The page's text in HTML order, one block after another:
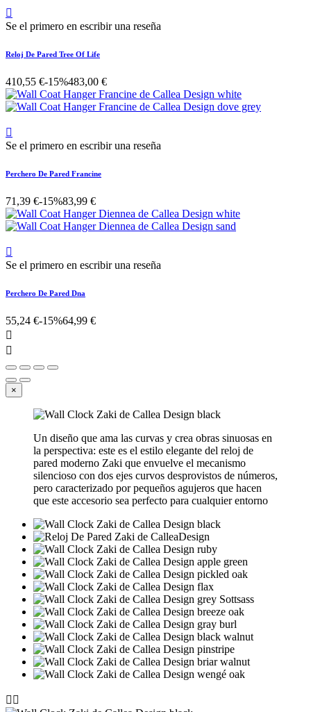

Se el primero en escribir una reseña
Reloj De Pared Tree Of Life
410,55 €-15%483,00 €

Se el primero en escribir una reseña
Perchero De Pared Francine
71,39 €-15%83,99 €

Se el primero en escribir una reseña
Perchero De Pared Dna
55,24 €-15%64,99 €


×
Un diseño que ama las curvas y crea obras sinuosas en
la perspectiva: este es el estilo elegante del reloj de
pared moderno Zaki que envuelve el mecanismo
silencioso con dos ejes curvos desprovistos de números,
pero caracterizado por pequeños agujeros que hacen
que este accesorio sea perfecto para cualquier entorno
 